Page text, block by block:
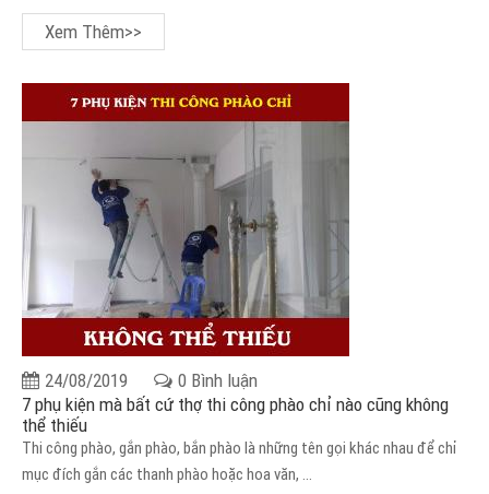
Xem Thêm>>
24/08/2019
0 Bình luận
7 phụ kiện mà bất cứ thợ thi công phào chỉ nào cũng không
thể thiếu
Thi công phào, gắn phào, bắn phào là những tên gọi khác nhau để chỉ
mục đích gắn các thanh phào hoặc hoa văn, ...